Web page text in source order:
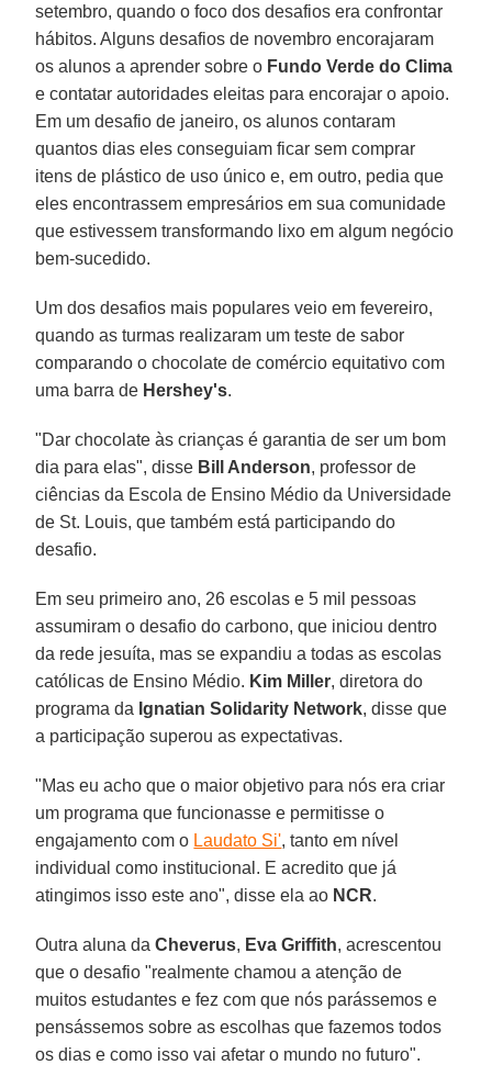
setembro, quando o foco dos desafios era confrontar
hábitos. Alguns desafios de novembro encorajaram
os alunos a aprender sobre o Fundo Verde do Clima
e contatar autoridades eleitas para encorajar o apoio.
Em um desafio de janeiro, os alunos contaram
quantos dias eles conseguiam ficar sem comprar
itens de plástico de uso único e, em outro, pedia que
eles encontrassem empresários em sua comunidade
que estivessem transformando lixo em algum negócio
bem-sucedido.
Um dos desafios mais populares veio em fevereiro,
quando as turmas realizaram um teste de sabor
comparando o chocolate de comércio equitativo com
uma barra de Hershey's.
"Dar chocolate às crianças é garantia de ser um bom
dia para elas", disse Bill Anderson, professor de
ciências da Escola de Ensino Médio da Universidade
de St. Louis, que também está participando do
desafio.
Em seu primeiro ano, 26 escolas e 5 mil pessoas
assumiram o desafio do carbono, que iniciou dentro
da rede jesuíta, mas se expandiu a todas as escolas
católicas de Ensino Médio. Kim Miller, diretora do
programa da Ignatian Solidarity Network, disse que
a participação superou as expectativas.
"Mas eu acho que o maior objetivo para nós era criar
um programa que funcionasse e permitisse o
engajamento com o Laudato Si', tanto em nível
individual como institucional. E acredito que já
atingimos isso este ano", disse ela ao NCR.
Outra aluna daCheverus, Eva Griffith, acrescentou
que o desafio "realmente chamou a atenção de
muitos estudantes e fez com que nós parássemos e
pensássemos sobre as escolhas que fazemos todos
os dias e como isso vai afetar o mundo no futuro".